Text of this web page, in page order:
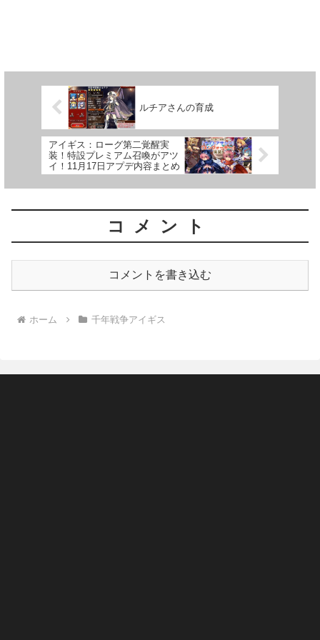
ルチアさんの育成
アイギス：ローグ第二覚醒実
装！特設プレミアム召喚がアツ
イ！11月17日アプデ内容まとめ
コメント
コメントを書き込む
ホーム 千年戦争アイギス